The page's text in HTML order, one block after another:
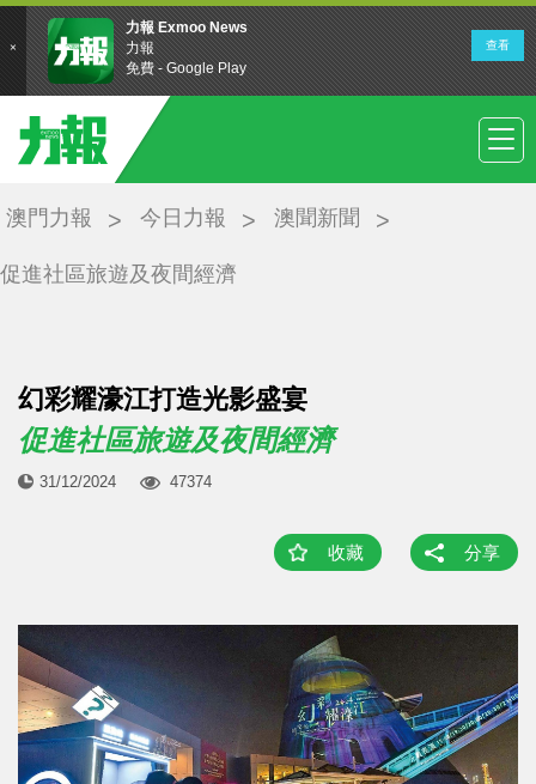
澳門力報 今日力報 澳聞新聞
促進社區旅遊及夜間經濟
幻彩耀濠江打造光影盛宴
促進社區旅遊及夜間經濟
31/12/2024 47374
收藏 分享